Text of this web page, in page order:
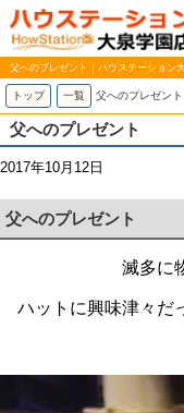
父へのプレゼント｜ハウステーション
トップ 一覧 父へのプレゼント
父へのプレゼント
2017年10月12日
父へのプレゼント
滅多に
ハットに興味津々だ